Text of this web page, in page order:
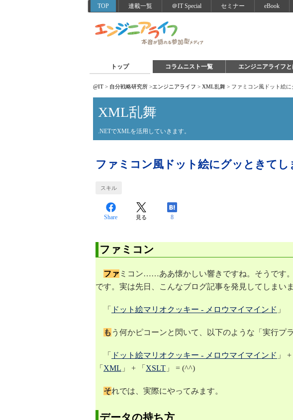
TOP 連載一覧 ＠IT Special セミナー eBook
トップ コラムニスト一覧 エンジニアライフ
@IT > 自分戦略研究所 >エンジニアライフ > XML乱舞 > ファミコン風ドット絵に
XML乱舞
.NETでXMLを活用していきます。
ファミコン風ドット絵にグッときてし
スキル
Share 見る 8
ファミコン
ファ ミコン……ああ懐かしい響きですね。そうです
です。実は先日、こんなブログ記事を発見してしまいま
「 ドット絵マリオクッキー - メロウマイマインド 」
も う何かピコーンと閃いて、以下のような「実行プ
「 ドット絵マリオクッキー - メロウマイマインド 」 +
「 XML 」 + 「 XSLT 」 = (^^)
それでは、実際にやってみます。
データの持ち方